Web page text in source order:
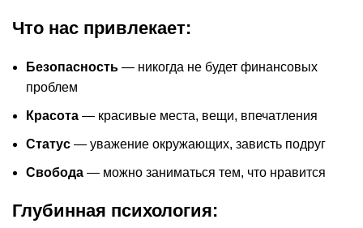
Что нас привлекает:
Безопасность — никогда не будет финансовых
проблем
Красота — красивые места, вещи, впечатления
Статус — уважение окружающих, зависть подруг
Свобода — можно заниматься тем, что нравится
Глубинная психология: